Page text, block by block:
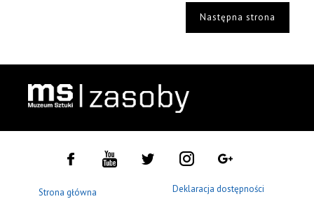
Następna strona
Strona główna Deklaracja dostępności